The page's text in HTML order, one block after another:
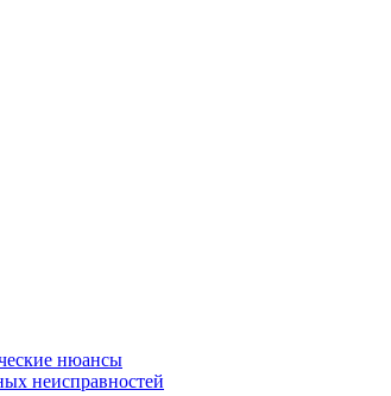
нюансы
неисправностей